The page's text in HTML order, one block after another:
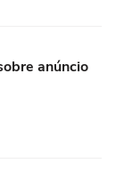
anúncio